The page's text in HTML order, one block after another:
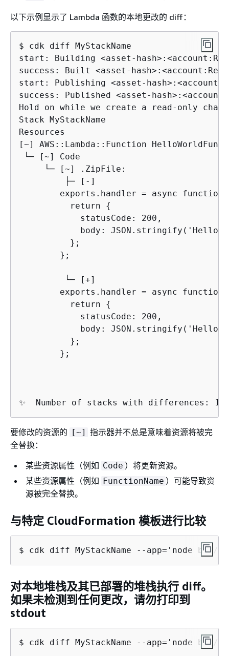
以下示例显示了 Lambda 函数的本地更改的 diff：
$ cdk diff MyStackName
start: Building <asset-
success: Built <asset-
start: Publishing <asset-
success: Published <asset-
Hold on while we create a read-only
Stack MyStackName
Resources
[~] AWS::Lambda::Function
└─ [~] Code
     └─ [~] .ZipFile:
         ├─ [-]
exports.handler = async
          return
{
            statusCode: 200,
body: JSON.stringify('Hello
          };
        };
         └─ [+]
exports.handler = async
          return
{
            statusCode: 200,
body: JSON.stringify('Hello
          };
        };
✨  Number of stacks with differences: 1
要修改的资源的 [~] 指示器并不总是意味着资源将被完
全替换：
某些资源属性（例如 Code ）将更新资源。
某些资源属性（例如 FunctionName ）可能导致资
源被完全替换。
与特定 CloudFormation 模板进行比较
$ cdk diff MyStackName --app='node bin/
对本地堆栈及其已部署的堆栈执行 diff。
如果未检测到任何更改，请勿打印到
stdout
$ cdk diff MyStackName --app='node